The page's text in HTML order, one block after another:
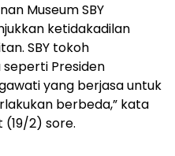
Museum SBY
ketidakadilan
SBY tokoh
Presiden
yang berjasa untuk
berbeda,” kata
2) sore.